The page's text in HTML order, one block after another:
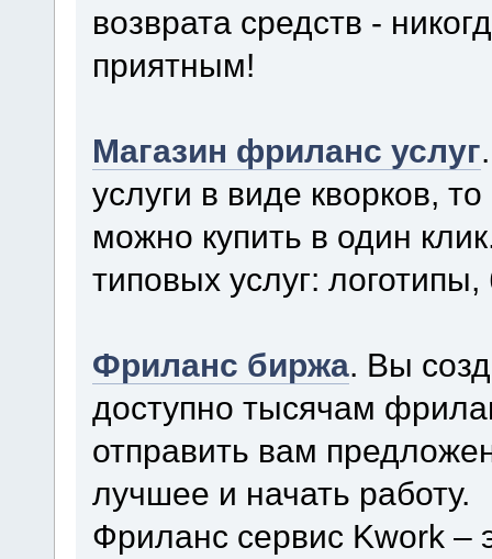
возврата средств -
приятным!
Магазин фриланс услуг
услуги в виде кворков,
можно купить в один
типовых услуг:
Фриланс биржа. Вы
доступно тысячам
отправить вам
лучшее и начать работу.
Фриланс сервис Kwork –